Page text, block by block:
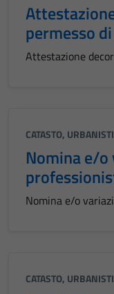
permesso
Attestazione
CATASTO,
Nomina e/
Nomina e/o
CATASTO,